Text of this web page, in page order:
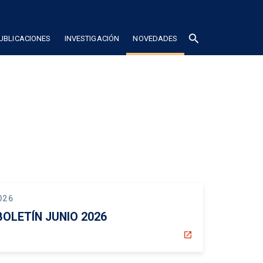
INVESTIGACIÓN NOVEDADES search
JUNIO 2026
open_in_new